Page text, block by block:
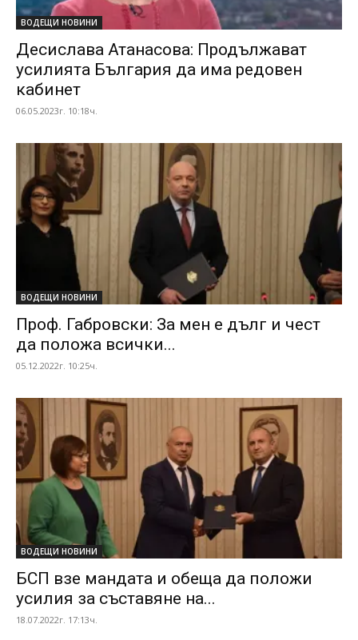
ВОДЕЩИ НОВИНИ
Десислава Атанасова: Продължават
усилията България да има редовен
кабинет
06.05.2023г. 10:18ч.
ВОДЕЩИ НОВИНИ
Проф. Габровски: За мен е дълг и чест
да положа всички...
05.12.2022г. 10:25ч.
ВОДЕЩИ НОВИНИ
БСП взе мандата и обеща да положи
усилия за съставяне на...
18.07.2022г. 17:13ч.